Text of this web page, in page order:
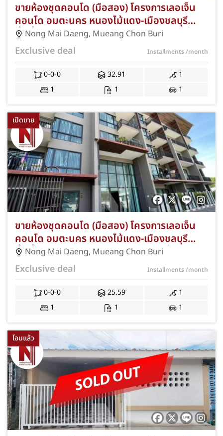
ขายห้องชุดคอนโด (มือสอง) โครงการเลอเจ็น
คอนโด อมตะนคร หนองไม้แดง-เมืองชลบุรี
พื้นที่กว้าง 32.91 ตร.ม. 1 ห้องนอน 1 ห้องนั่ง
เล่น 1 ห้องน้ำ อาคารเอ ชั้น 5 ตกแต่งรีโนเวทใหม่
ทั้งห้อง ทำเลดีติดถนนเลี่ยงเมืองชลบุรี ใกล้นิคม
อมตะนคร แถมฟรีแอร์ พร้อมโปรโมชั่นฟรีค่าใช้
จ่ายวันโอนกรรมสิทธิ์ JS-405
Nong Mai Daeng, Mueang Chon Buri
Exclusive deal Installments/month
0-0-0 32.91
1
1
1 1
เปิดขาย
ขายห้องชุดคอนโด (มือสอง) โครงการเลอเจ็น
คอนโด อมตะนคร หนองไม้แดง-เมืองชลบุรี
พื้นที่ 25.59 ตร.ม. 1 ห้องนอน 1 ห้องนั่งเล่น 1
ห้องน้ำ อาคารเอ ชั้น 3 ตกแต่งรีโนเวทใหม่ทั้ง
ห้อง ทำเลดีติดถนนเลี่ยงเมืองชลบุรี ใกล้นิคม
อมตะนคร แถมฟรีแอร์ พร้อมโปรโมชั่นฟรีค่าใช้
จ่ายวันโอนกรรมสิทธิ์ JS-404
Nong Mai Daeng, Mueang Chon Buri
Exclusive deal Installments/month
0-0-0 25.59
1
1
1 1
โอนแล้ว